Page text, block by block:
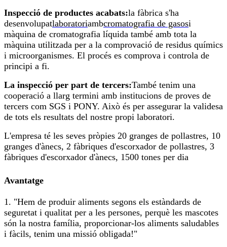
Inspecció de productes acabats:la fàbrica s'ha
desenvolupatlaboratoriambcromatografia de gasosi
màquina de cromatografia líquida també amb tota la
màquina utilitzada per a la comprovació de residus químics
i microorganismes. El procés es comprova i controla de
principi a fi.
La inspecció per part de tercers:També tenim una
cooperació a llarg termini amb institucions de proves de
tercers com SGS i PONY. Això és per assegurar la validesa
de tots els resultats del nostre propi laboratori.
L'empresa té les seves pròpies 20 granges de pollastres, 10
granges d'ànecs, 2 fàbriques d'escorxador de pollastres, 3
fàbriques d'escorxador d'ànecs, 1500 tones per dia
Avantatge
1. "Hem de produir aliments segons els estàndards de
seguretat i qualitat per a les persones, perquè les mascotes
són la nostra família, proporcionar-los aliments saludables
i fàcils, tenim una missió obligada!"